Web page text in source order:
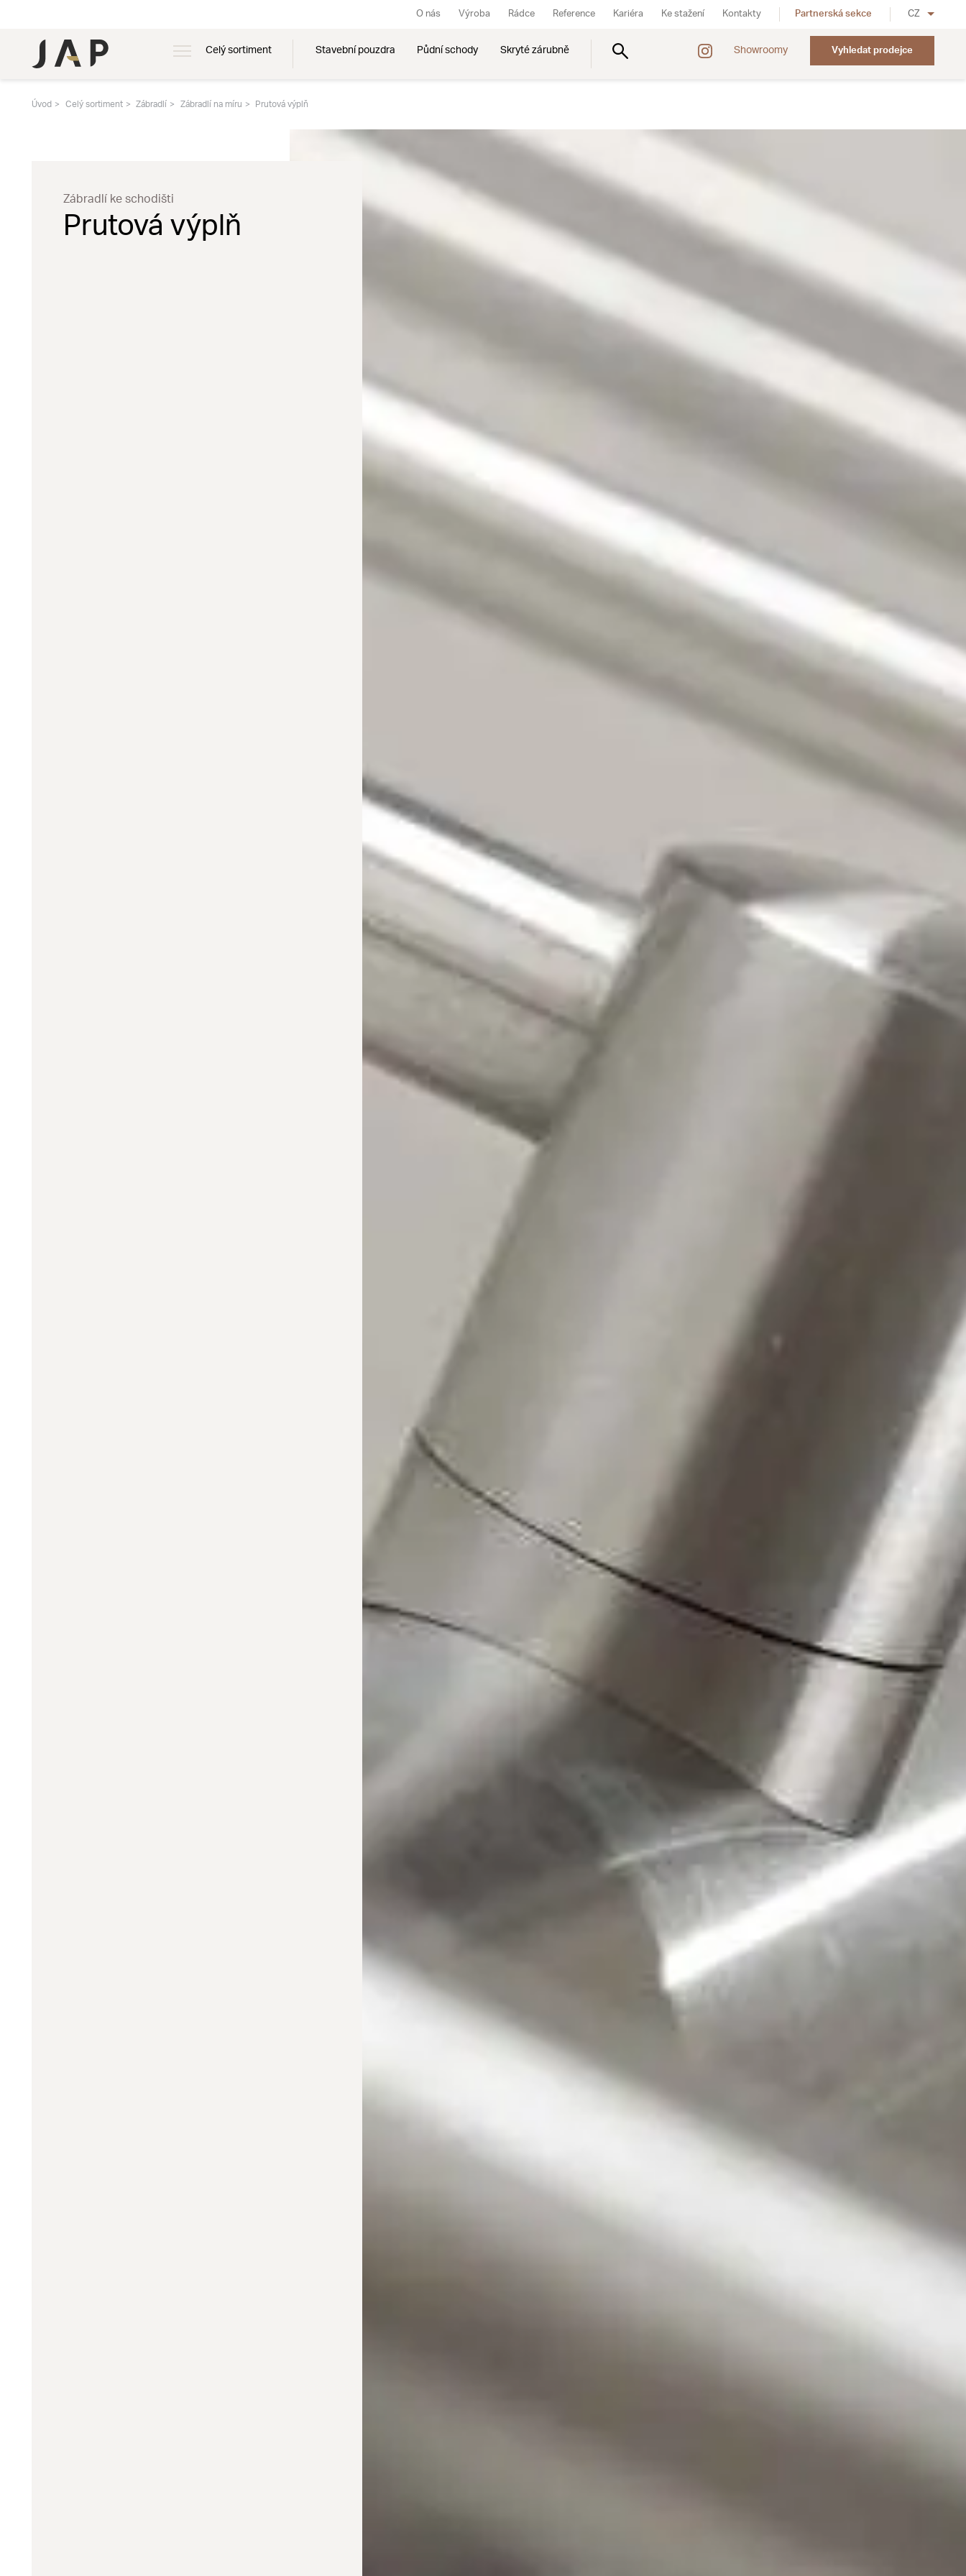
Celý sortiment Stavební pouzdra Půdní schody Skryté zárubně Showroomy Vyhledat prodejce
O nás Výroba Rádce Reference Kariéra Ke stažení Kontakty Partnerská sekce CZ
Úvod Celý sortiment Zábradlí Zábradlí na míru Prutová výplň
Zábradlí ke schodišti
Prutová výplň